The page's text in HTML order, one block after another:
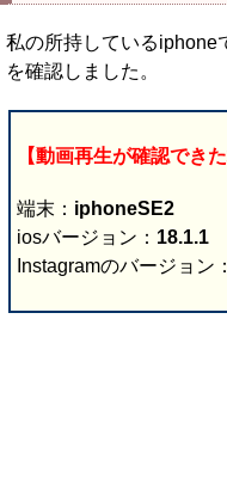
私の所持しているiphone
を確認しました。
【動画再生が確認でき
端末： iphoneSE2
iosバージョン： 18.1.1
Instagramのバージョン：